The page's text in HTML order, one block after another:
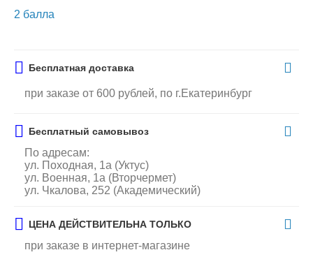
2 балла
Бесплатная доставка
при заказе от 600 рублей, по г.Екатеринбург
Бесплатный самовывоз
По адресам:
ул. Походная, 1а (Уктус)
ул. Военная, 1а (Вторчермет)
ул. Чкалова, 252 (Академический)
ЦЕНА ДЕЙСТВИТЕЛЬНА ТОЛЬКО
при заказе в интернет-магазине